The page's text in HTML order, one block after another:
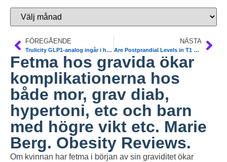
FÖREGÅENDE
Trulicity GLP1-analog ingår i högkostnadsskyddet med begränsning
NÄSTA
Are Postprandial Levels in T1 Patients Impacted by More Than Carbohydrates? Protein, fat, and the glycemic index may be factors in postprandial glucose levels as well according to CGMS data. Diab Care
Fetma hos gravida ökar
komplikationerna hos
både mor, grav diab,
hypertoni, etc och barn
med högre vikt etc. Marie
Berg. Obesity Reviews.
Om kvinnan har fetma i början av sin graviditet ökar